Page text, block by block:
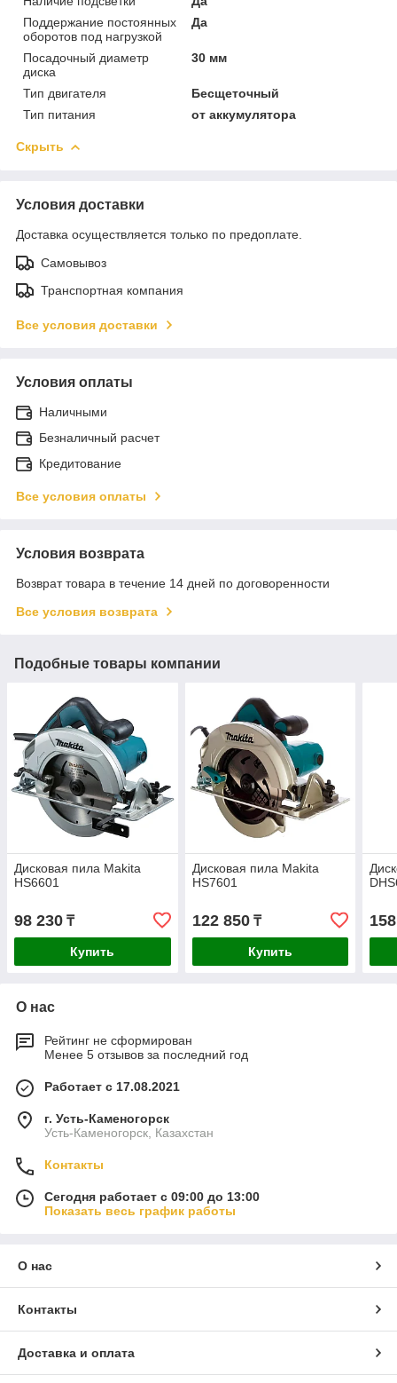
Поддержание постоянных
оборотов под нагрузкой
Да
Посадочный диаметр
диска
30 мм
Тип двигателя
Бесщеточный
Тип питания
от аккумулятора
Скрыть
Условия доставки
Доставка осуществляется только по предоплате.
Самовывоз
Транспортная компания
Все условия доставки
Условия оплаты
Наличными
Безналичный расчет
Кредитование
Все условия оплаты
Условия возврата
Возврат товара в течение 14 дней по договоренности
Все условия возврата
Подобные товары компании
Дисковая пила Makita
HS6601
98 230 ₸
Купить
Дисковая пила Makita
HS7601
122 850₸
Купить
О нас
Рейтинг не сформирован
Менее 5 отзывов за последний год
Работает с 17.08.2021
г. Усть-Каменогорск
Усть-Каменогорск, Казахстан
Контакты
Сегодня работает с 09:00 до 13:00
Показать весь график работы
О нас
Контакты
Доставка и оплата